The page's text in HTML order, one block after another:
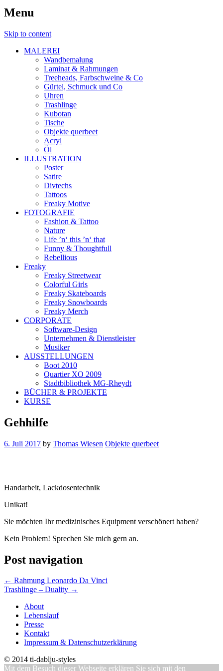
Menu
Skip to content
MALEREI
Wandbemalung
Laminat & Rahmungen
Treeheads, Farbschweine & Co
Gürtel, Schmuck und Co
Uhren
Trashlinge
Kubotan
Tische
Objekte querbeet
Acryl
Öl
ILLUSTRATION
Poster
Satire
Divtechs
Tattoos
Freaky Motive
FOTOGRAFIE
Fashion & Tattoo
Nature
Life ’n‘ this ’n‘ that
Funny & Thoughtfull
Rebellious
Freaky
Freaky Streetwear
Colorful Girls
Freaky Skateboards
Freaky Snowboards
Freaky Merch
CORPORATE
Software-Design
Unternehmen & Dienstleister
Musiker
AUSSTELLUNGEN
Boot 2010
Quartier XO 2009
Stadtbibliothek MG-Rheydt
BÜCHER & PROJEKTE
KURSE
Gehhilfe
6. Juli 2017 by Thomas Wiesen Objekte querbeet
Handarbeit, Lackdosentechnik
Unikat!
Sie möchten Ihr medizinisches Equipment verschönert haben?
Kein Problem! Sprechen Sie mich gern an.
Post navigation
← Rahmung Leonardo Da Vinci
Trashlinge – Duality →
About
Lebenslauf
Presse
Kontakt
Impressum & Datenschutzerklärung
© 2014 ti-dablju-styles
Mit dem Besuch dieser Webseite erklären Sie sich mit den